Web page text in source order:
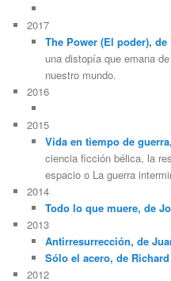
2017
The Power (El poder),
una distopía que emana
nuestro mundo.
2016
2015
Vida en tiempo de
ciencia ficción bélica, la
espacio o La guerra
2014
Todo lo que muere, de
2013
Antirresurrección, de
Sólo el acero, de
2012